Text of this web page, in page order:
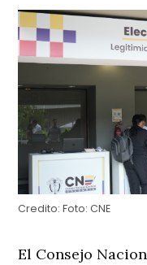
Credito: Foto: CNE
El Consejo